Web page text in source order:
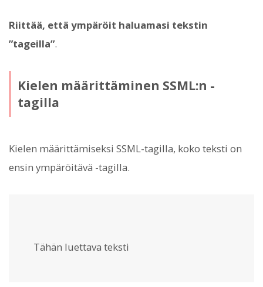
Riittää, että ympäröit haluamasi tekstin
”tageilla”.
Kielen määrittäminen SSML:n -
tagilla
Kielen määrittämiseksi SSML-tagilla, koko teksti on
ensin ympäröitävä -tagilla.
Tähän luettava teksti